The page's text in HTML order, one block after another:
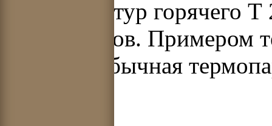
от температур горячего Т
проводников. Примером
является обычная